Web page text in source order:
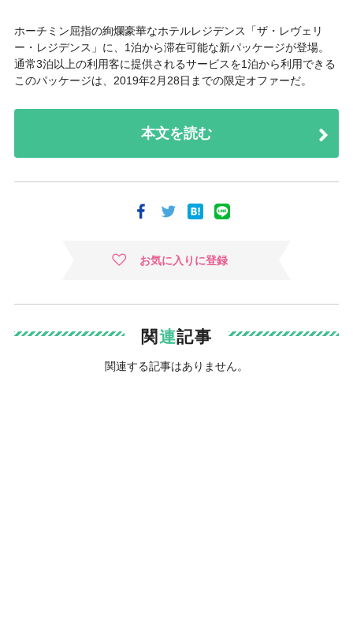
ホーチミン屈指の絢爛豪華なホテルレジデンス「ザ・レヴェリ
ー・レジデンス」に、1泊から滞在可能な新パッケージが登場。
通常3泊以上の利用客に提供されるサービスを1泊から利用できる
このパッケージは、2019年2月28日までの限定オファーだ。
本文を読む
お気に入りに登録
関連記事
関連する記事はありません。